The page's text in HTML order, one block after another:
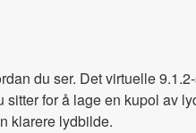
du ser. Det virtuelle
for å lage en kupol av
klarere lydbilde.